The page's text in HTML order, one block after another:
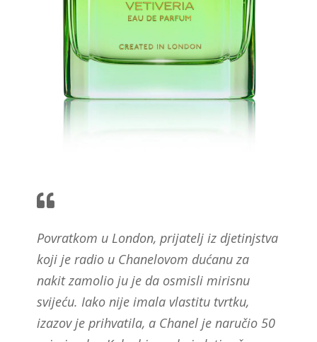
Povratkom u London, prijatelj iz djetinjstva
koji je radio u Chanelovom dućanu za
nakit zamolio ju je da osmisli mirisnu
svijeću. Iako nije imala vlastitu tvrtku,
izazov je prihvatila, a Chanel je naručio 50